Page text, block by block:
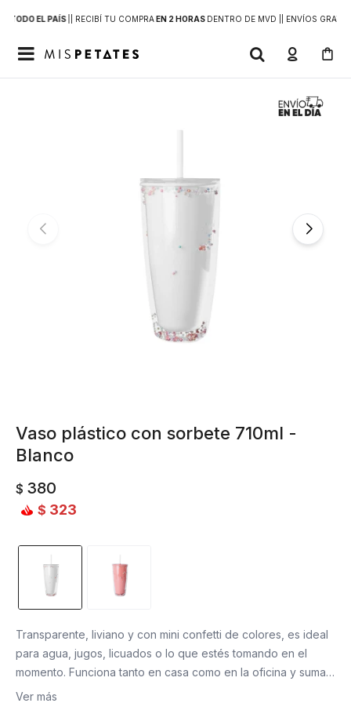
TODO EL PAÍS | RECIBÍ TU COMPRAEN 2 HORAS DENTRO DE MVD | | ENVÍOS GRATIS

Vaso plástico con sorbete 710ml -
Blanco
$ 380
$ 323
Transparente, liviano y con mini confetti de colores, es ideal
para agua, jugos, licuados o lo que estés tomando en el
momento. Funciona tanto en casa como en la oficina y suma
un toque alegre sin ser exagerado. De esos objetos que
Ver más